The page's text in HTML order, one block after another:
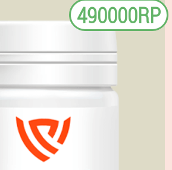
490000RP